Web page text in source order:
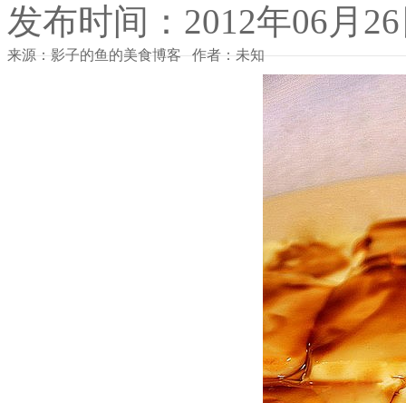
发布时间：2012年06月
来源：影子的鱼的美食博客 作者：未知